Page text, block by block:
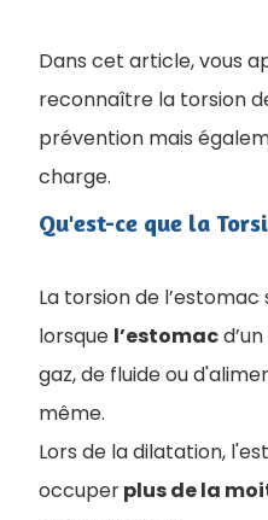
Dans cet article, vous
reconnaître la torsion
prévention mais
charge.
Qu'est-ce que la
La torsion de l’estomac
lorsque l’estomac
gaz, de fluide ou
même.
Lors de la dilatation,
occuperplus de la